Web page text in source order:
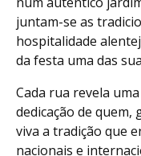
juntam-se as
hospitalidade
da festa uma das
Cada rua revela
dedicação de quem,
viva a tradição que
nacionais e